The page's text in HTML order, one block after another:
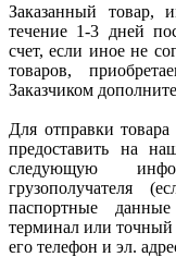
Заказанный товар,
течение 1-3 дней
счет, если иное не
товаров,
Заказчиком
Для отправки
предоставить на
следующую
грузополучателя
паспортные
терминал или точный
его телефон и эл.